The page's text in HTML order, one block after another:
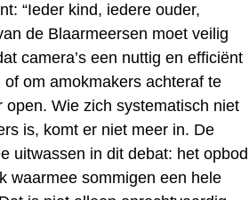
“Ieder kind, iedere ouder,
de Blaarmeersen moet veilig
camera’s een nuttig en efficiënt
om amokmakers achteraf te
Wie zich systematisch niet
is, komt er niet meer in. De
uitwassen in dit debat: het opbod
waarmee sommigen een hele